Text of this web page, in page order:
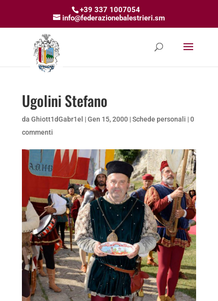
+39 337 1007054
info@federazionebalestrieri.sm
Ugolini Stefano
da Ghiott1dGabr1el |Gen 15, 2000|Schede personali |0
commenti